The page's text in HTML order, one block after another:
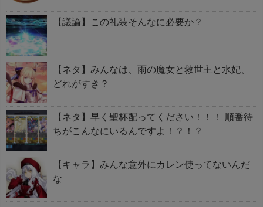
【議論】この礼装そんなに必要か？
【ネタ】みんなは、雨の魔女と救世主と水妃、
どれがすき？
【ネタ】早く聖杯配ってください！！！ 順番待
ちがこんなにいるんですよ！？！？
【キャラ】みんな意外にカレン使ってないんだ
な